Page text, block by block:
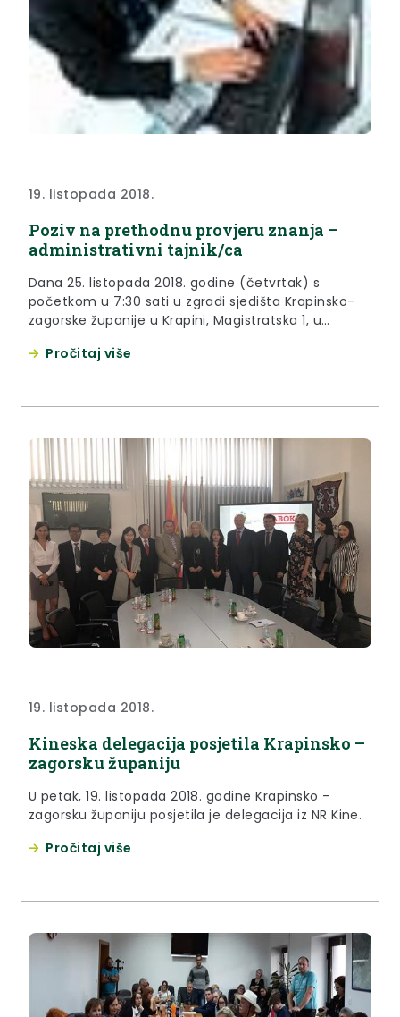
19. listopada 2018.
Poziv na prethodnu provjeru znanja –
administrativni tajnik/ca
Dana 25. listopada 2018. godine (četvrtak) s
početkom u 7:30 sati u zgradi sjedišta Krapinsko-
zagorske županije u Krapini, Magistratska 1, u
prethodne provjere znanja i sposobnosti
Pročitaj više
19. listopada 2018.
Kineska delegacija posjetila Krapinsko –
zagorsku županiju
U petak, 19. listopada 2018. godine Krapinsko –
zagorsku županiju posjetila je delegacija iz NR Kine.
Pročitaj više